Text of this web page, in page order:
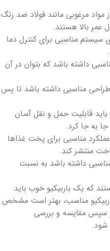
مواد مرغوبی مانند فولاد ضد زنگ
عمر بالا هستند.
سیستم مناسبی برای کنترل دما
داشته باشد که بتوان در آن
طراحی مناسبی داشته باشد تا پس
باید قابلیت حمل و نقل آسان
جا به جا کرد.
عملکرد مناسبی برای پخت غذاها
منتشر کند.
داشته باشد به نسبت
که یک باربیکیو خوب باید
مناسب، بهتر است مشخص
سپس مقایسه و بررسی
شود.